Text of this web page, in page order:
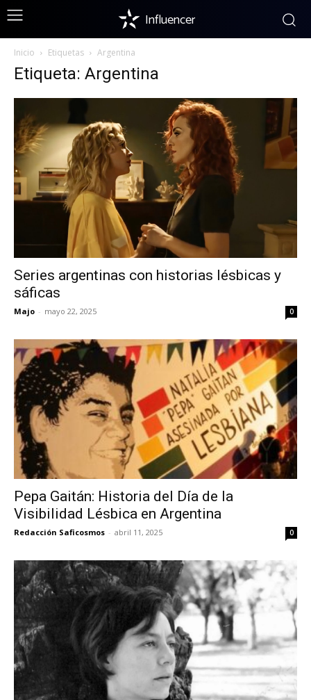
Influencer
Inicio Etiquetas Argentina
Etiqueta: Argentina
Series argentinas con historias lésbicas y
sáficas
Majo - mayo 22, 2025 0
Pepa Gaitán: Historia del Día de la
Visibilidad Lésbica en Argentina
Redacción Saficosmos - abril 11, 2025 0